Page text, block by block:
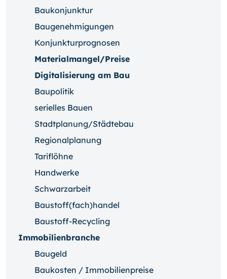
Baukonjunktur
Baugenehmigungen
Konjunkturprognosen
Materialmangel/Preise
Digitalisierung am Bau
Baupolitik
serielles Bauen
Stadtplanung/Städtebau
Regionalplanung
Tariflöhne
Handwerke
Schwarzarbeit
Baustoff(fach)handel
Baustoff-Recycling
Immobilienbranche
Baugeld
Baukosten / Immobilienpreise